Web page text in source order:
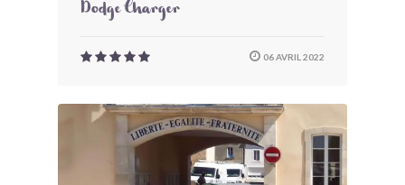
Dodge Charger
06 AVRIL 2022